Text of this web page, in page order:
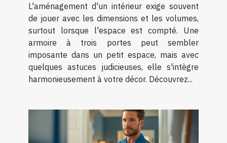
L'aménagement d'un intérieur exige souvent
de jouer avec les dimensions et les volumes,
surtout lorsque l'espace est compté. Une
armoire à trois portes peut sembler
imposante dans un petit espace, mais avec
quelques astuces judicieuses, elle s'intègre
harmonieusement à votre décor. Découvrez...